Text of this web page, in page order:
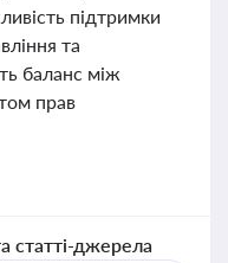
підтримки
та
баланс між
прав
статті-джерела